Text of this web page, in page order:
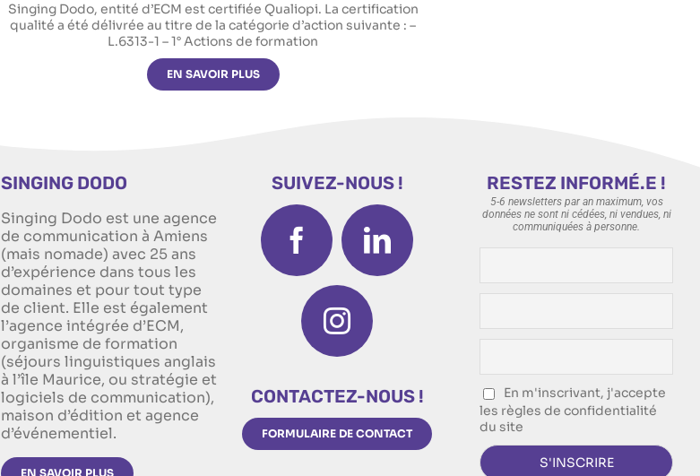
Singing Dodo, entité d’ECM est certifiée Qualiopi. La certification
qualité a été délivrée au titre de la catégorie d’action suivante : –
L.6313-1 – 1° Actions de formation
EN SAVOIR PLUS
SINGING DODO
Singing Dodo est une agence
de communication à Amiens
(mais nomade) avec 25 ans
d’expérience dans tous les
domaines et pour tout type
de client. Elle est également
l’agence intégrée d’ECM,
organisme de formation
(séjours linguistiques anglais
à l’île Maurice, ou stratégie et
logiciels de communication),
maison d’édition et agence
d’événementiel.
EN SAVOIR PLUS
SUIVEZ-NOUS !
CONTACTEZ-NOUS !
FORMULAIRE DE CONTACT
RESTEZ INFORMÉ.E !
5-6 newsletters par an maximum, vos
données ne sont ni cédées, ni vendues, ni
communiquées à personne.
En m'inscrivant, j'accepte
les règles de confidentialité
du site